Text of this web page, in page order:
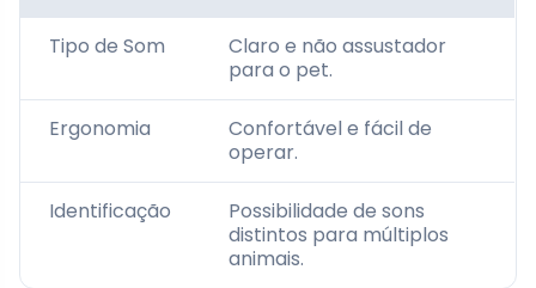
Tipo de Som
Claro e não assustador
para o pet.
Ergonomia
Confortável e fácil de
operar.
Identificação
Possibilidade de sons
distintos para múltiplos
animais.